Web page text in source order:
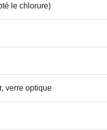
le chlorure)
verre optique